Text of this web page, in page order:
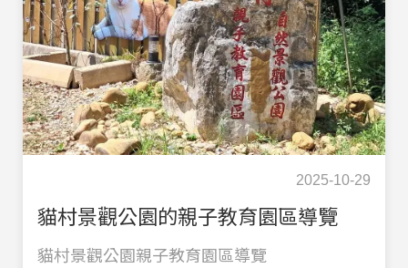
2025-10-29
貓村景觀公園的親子教育園區導覽
貓村景觀公園親子教育園區導覽